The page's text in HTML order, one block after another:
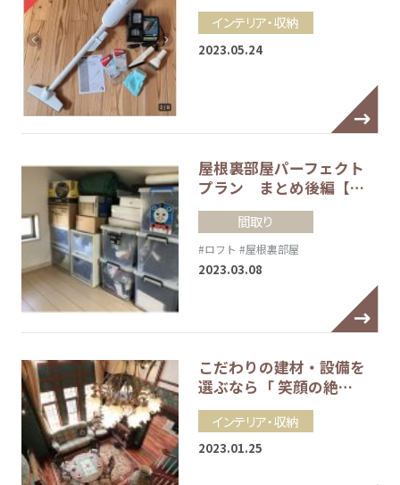
インテリア・収納
2023.05.24
屋根裏部屋パーフェクト
プラン まとめ後編【…
間取り
#ロフト #屋根裏部屋
2023.03.08
こだわりの建材・設備を
選ぶなら「 笑顔の絶…
インテリア・収納
2023.01.25